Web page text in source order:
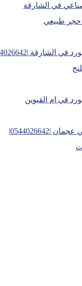
في الشارقة
في ام القيوين
بناء مظلات في عجمان |0544026642|